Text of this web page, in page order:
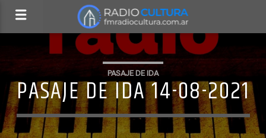
PASAJE DE IDA
PASAJE DE IDA 14-08-2021